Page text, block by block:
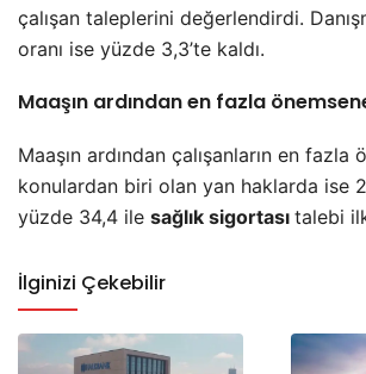
çalışan taleplerini değerlendirdi.
oranı ise yüzde 3,3’te kaldı.
Maaşın ardından en fazla
Maaşın ardından çalışanların en fazla
konulardan biri olan yan haklarda ise
yüzde 34,4 ile sağlık sigortası talebi
İlginizi Çekebilir